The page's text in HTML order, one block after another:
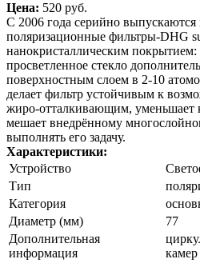
Цена: 520 pуб.
C 2006 года серийно
поляризационные фильтры-DHG
нанокристаллическим покрытием:
просветленное стекло
поверхностным слоем в 2-10
делает фильтр устойчивым к
жиро-отталкивающим, уменьшает
мешает внедрённому
выполнять его задачу.
Характеристики:
Устройство
Тип
Категория
Диаметр (мм)
77
Дополнительная
информация
камер